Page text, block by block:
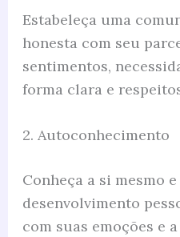
Estabeleça uma
honesta com seu
sentimentos,
forma clara e
2. Autoconhecimento
Conheça a si mesmo
desenvolvimento
com suas emoções e